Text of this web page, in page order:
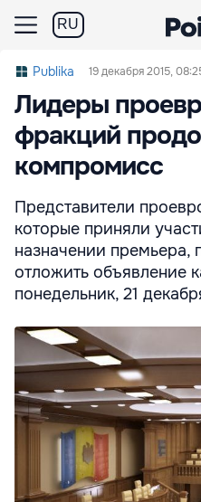
RU
Publika 19 декабря 2015,
Лидеры
фракций
компромисс
Представители
которые приняли
назначении премьера,
отложить объявление
понедельник, 21